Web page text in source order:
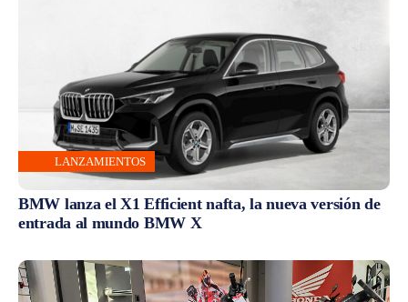
LANZAMIENTOS
BMW lanza el X1 Efficient nafta, la nueva versión de
entrada al mundo BMW X